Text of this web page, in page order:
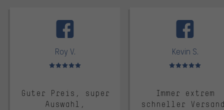
Roy V.
Bewertungen: 5 von 5
Guter Preis, super
Auswahl,
Kevin S.
Bewertungen: 5 von 5
Immer extrem
schneller